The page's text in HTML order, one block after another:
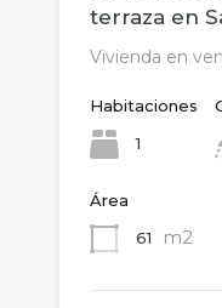
terraza en
Vivienda en
Habitaciones
1
Área
61
m2